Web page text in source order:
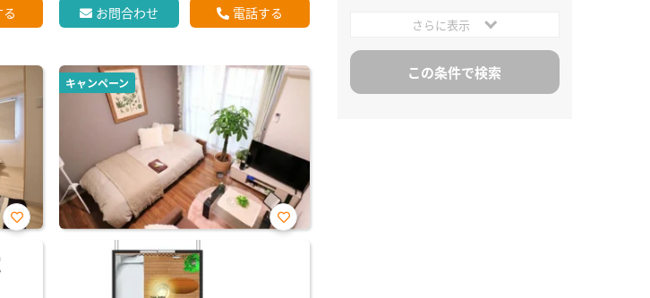
お問合わせ 電話する
お気
キャンペーン
お気
さらに表示